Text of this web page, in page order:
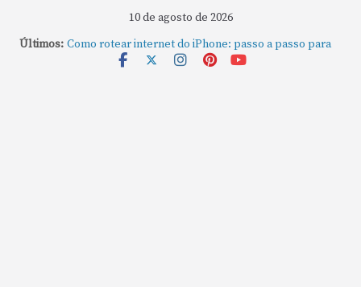
10 de agosto de 2026
Últimos: Como rotear internet do iPhone: passo a passo para
compartilhar a conexão